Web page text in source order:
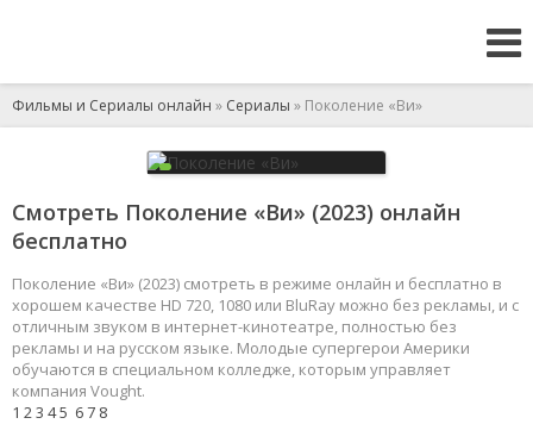
Фильмы и Сериалы онлайн » Сериалы » Поколение «Ви»
Смотреть Поколение «Ви» (2023) онлайн
бесплатно
Поколение «Ви» (2023) смотреть в режиме онлайн и бесплатно в
хорошем качестве HD 720, 1080 или BluRay можно без рекламы, и с
отличным звуком в интернет-кинотеатре, полностью без
рекламы и на русском языке. Молодые супергерои Америки
обучаются в специальном колледже, которым управляет
компания Vought.
1 23 45 67 8